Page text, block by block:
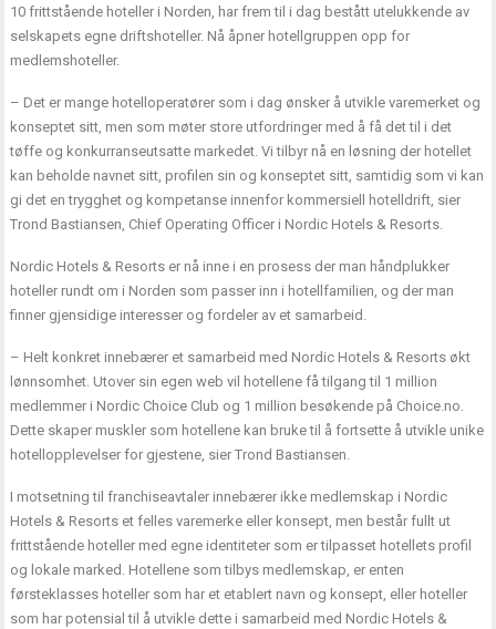
10 frittstående hoteller i Norden, har frem til i dag bestått utelukkende av
selskapets egne driftshoteller. Nå åpner hotellgruppen opp for
medlemshoteller.
– Det er mange hotelloperatører som i dag ønsker å utvikle varemerket og
konseptet sitt, men som møter store utfordringer med å få det til i det
tøffe og konkurranseutsatte markedet. Vi tilbyr nå en løsning der hotellet
kan beholde navnet sitt, profilen sin og konseptet sitt, samtidig som vi kan
gi det en trygghet og kompetanse innenfor kommersiell hotelldrift, sier
Trond Bastiansen, Chief Operating Officer i Nordic Hotels & Resorts.
Nordic Hotels & Resorts er nå inne i en prosess der man håndplukker
hoteller rundt om i Norden som passer inn i hotellfamilien, og der man
finner gjensidige interesser og fordeler av et samarbeid.
– Helt konkret innebærer et samarbeid med Nordic Hotels & Resorts økt
lønnsomhet. Utover sin egen web vil hotellene få tilgang til 1 million
medlemmer i Nordic Choice Club og 1 million besøkende på Choice.no.
Dette skaper muskler som hotellene kan bruke til å fortsette å utvikle unike
hotellopplevelser for gjestene, sier Trond Bastiansen.
I motsetning til franchiseavtaler innebærer ikke medlemskap i Nordic
Hotels & Resorts et felles varemerke eller konsept, men består fullt ut
frittstående hoteller med egne identiteter som er tilpasset hotellets profil
og lokale marked. Hotellene som tilbys medlemskap, er enten
førsteklasses hoteller som har et etablert navn og konsept, eller hoteller
som har potensial til å utvikle dette i samarbeid med Nordic Hotels &